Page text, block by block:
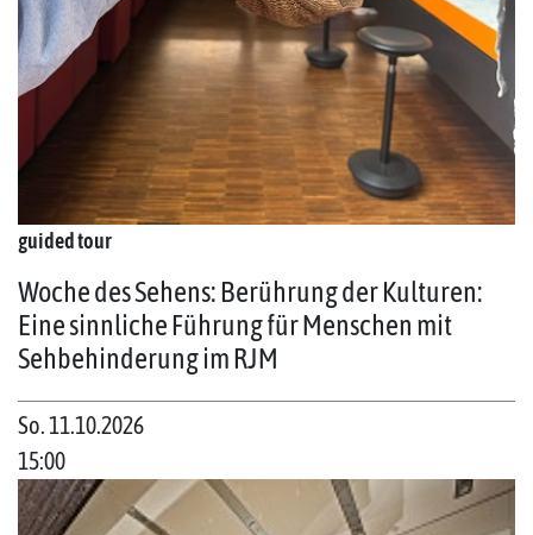
guided tour
Woche des Sehens: Berührung der Kulturen:
Eine sinnliche Führung für Menschen mit
Sehbehinderung im RJM
So. 11.10.2026
15:00